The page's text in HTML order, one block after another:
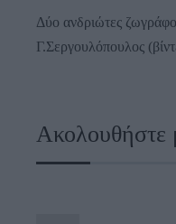
Δύο ανδριώτες
Γ.Σεργουλόπουλος
Ακολουθήστε